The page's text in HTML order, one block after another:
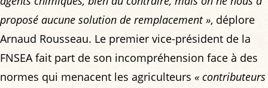
proposé aucune solution de remplacement », déplore
Arnaud Rousseau. Le premier vice-président de la
FNSEA fait part de son incompréhension face à des
normes qui menacent les agriculteurs « contributeurs